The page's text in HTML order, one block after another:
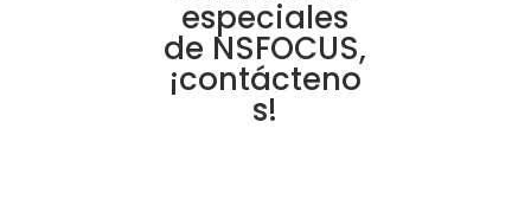
especiales
de NSFOCUS,
¡contácteno
s!